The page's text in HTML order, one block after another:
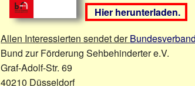
Hier herunterladen.
Allen Interessierten sendet der
Bund zur Förderung Sehbehinderter e.V.
Graf-Adolf-Str. 69
40210 Düsseldorf